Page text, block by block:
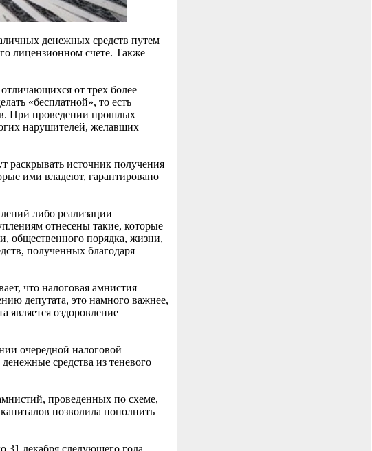
денежных средств путем
лицензионном счете. Также
от трех более
«бесплатной», то есть
При проведении прошлых
нарушителей, желавших
раскрывать источник получения
ими владеют, гарантировано
либо реализации
отнесены такие, которые
общественного порядка, жизни,
полученных благодаря
что налоговая амнистия
депутата, это намного важнее,
является оздоровление
очередной налоговой
средства из теневого
проведенных по схеме,
позволила пополнить
31 декабря следующего года.